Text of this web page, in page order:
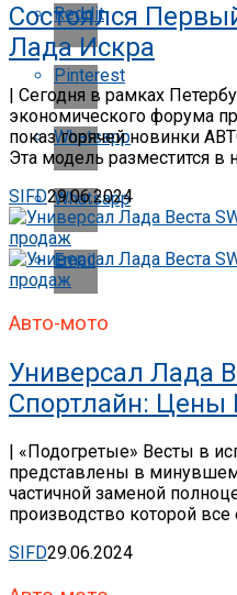
Reddit
Pinterest
Whatsapp
Whatsapp
Email
Состоялся
Лада Искра
| Сегодня в рамках
экономического форума
показ горячей новинки
Эта модель разместится в
SIFD29.06.2024
Авто-мото
Универсал Лада
Спортлайн: Цены
| «Подогретые» Весты в
представлены в
частичной заменой
производство которой все
SIFD29.06.2024